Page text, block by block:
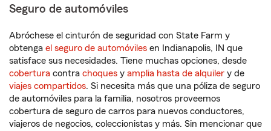
Seguro de automóviles
Abróchese el cinturón de seguridad con State Farm y
obtenga el seguro de automóviles en Indianapolis, IN que
satisface sus necesidades. Tiene muchas opciones, desde
cobertura contra choques y amplia hasta de alquiler y de
viajes compartidos. Si necesita más que una póliza de seguro
de automóviles para la familia, nosotros proveemos
cobertura de seguro de carros para nuevos conductores,
viajeros de negocios, coleccionistas y más. Sin mencionar que